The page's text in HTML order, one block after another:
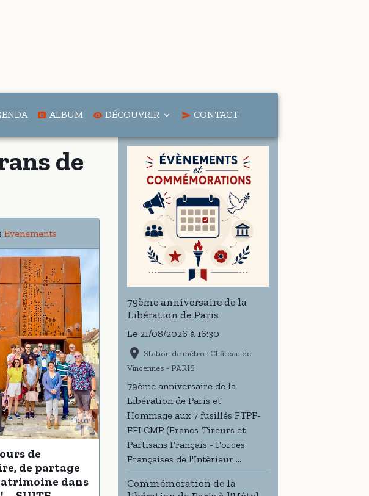
ALBUM DÉCOUVRIR CONTACT
de
Evenements
de
de partage
dans
79ème anniversaire de la
Libération de Paris
Le 21/08/2026 à 16:30
Station de métro : Château de
Vincennes - PARIS
79ème anniversaire de la
Libération de Paris et
Hommage aux 7 fusillés FTPF-
FFI CMP (Francs-Tireurs et
Partisans Français - Forces
Françaises de l'Intèrieur ...
Commémoration de la